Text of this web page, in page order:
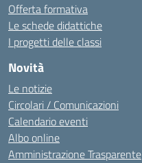
Offerta formativa
Le schede didattiche
I progetti delle classi
Novità
Le notizie
Circolari / Comunicazioni
Calendario eventi
Albo online
Amministrazione Trasparente